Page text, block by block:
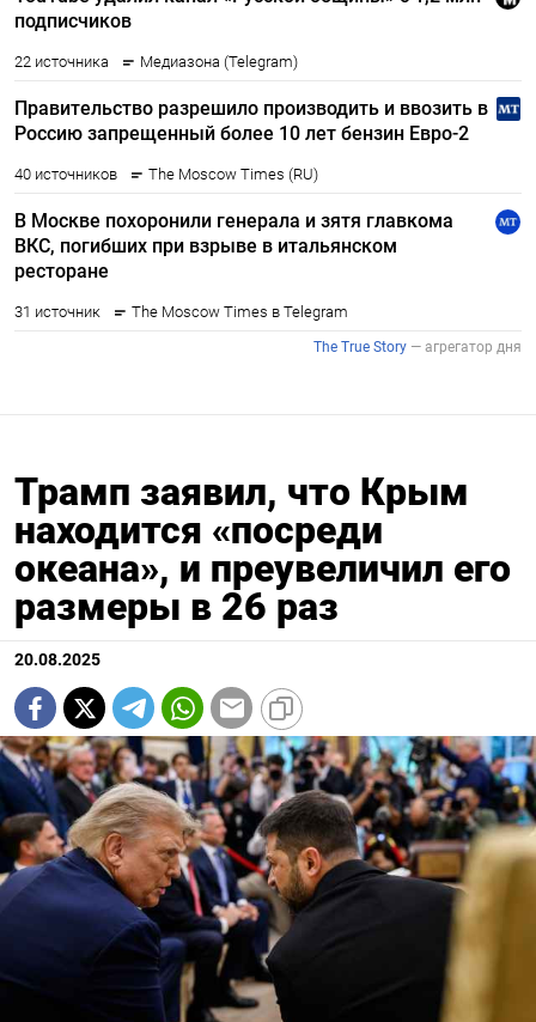
Трамп заявил, что Крым
находится «посреди
океана», и преувеличил его
размеры в 26 раз
20.08.2025